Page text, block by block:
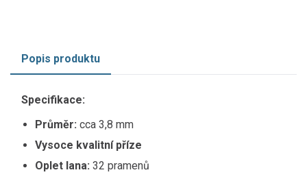
Popis produktu
Specifikace:
Průměr: cca 3,8 mm
Vysoce kvalitní příze
Oplet lana: 32 pramenů